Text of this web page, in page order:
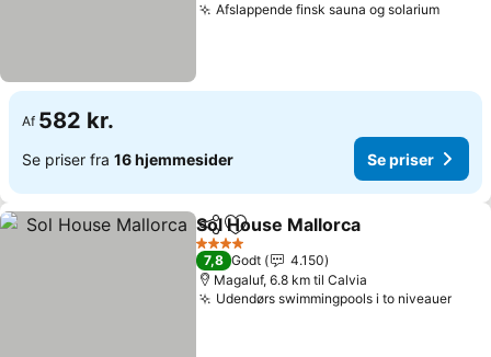
Afslappende finsk sauna og solariumSe
Af 582 kr.
Se priser fra 16 hjemmesider Se priser
Del Føj til favoritter
Sol House Mallorca
4 Stjerner
7,8 Godt
4.150
Magaluf, 6.8 km til Calvia
Udendørs swimmingpools i to niveauerSe